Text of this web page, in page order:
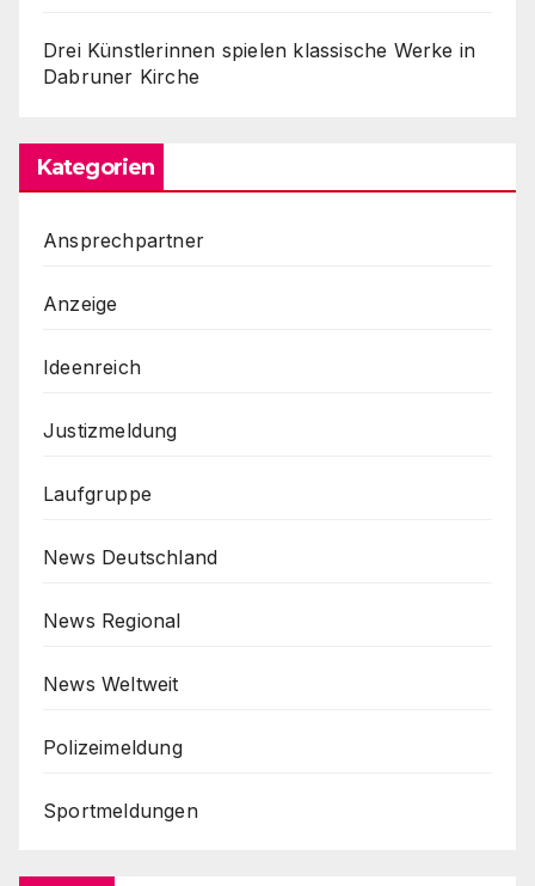
Drei Künstlerinnen spielen klassische Werke in
Dabruner Kirche
Kategorien
Ansprechpartner
Anzeige
Ideenreich
Justizmeldung
Laufgruppe
News Deutschland
News Regional
News Weltweit
Polizeimeldung
Sportmeldungen